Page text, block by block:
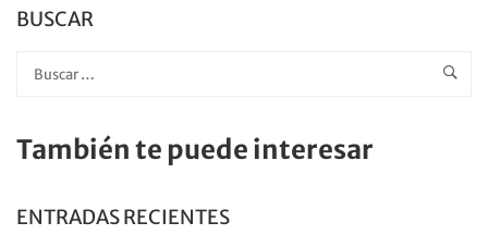
BUSCAR
También te puede interesar
ENTRADAS RECIENTES